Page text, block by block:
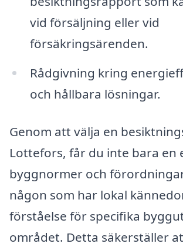
vid försäljning eller vid
försäkringsärenden.
Rådgivning kring
och hållbara lösningar.
Genom att välja en
Lottefors, får du inte bara en
byggnormer och
någon som har lokal
förståelse för specifika
området. Detta säkerställer